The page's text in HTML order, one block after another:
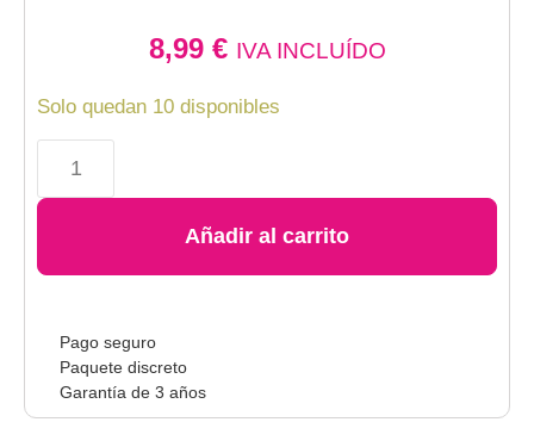
8,99 € IVA INCLUÍDO
Solo quedan 10 disponibles
Añadir al carrito
Pago seguro
Paquete discreto
Garantía de 3 años